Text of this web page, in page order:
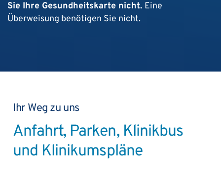
Sie Ihre Gesundheitskarte nicht. Eine
Überweisung benötigen Sie nicht.
Ihr Weg zu uns
Anfahrt, Parken, Klinikbus
und Klinikumspläne